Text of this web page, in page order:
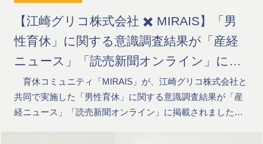
【江崎グリコ株式会社 ✖️ MIRAIS】「男
性育休」に関する意識調査結果が「産経
ニュース」「読売新聞オンライン」に掲
載されました
育休コミュニティ「MIRAIS」が、江崎グリコ株式会社と
共同で実施した「男性育休」に関する意識調査結果が「産
経ニュース」「読売新聞オンライン」に掲載されました…